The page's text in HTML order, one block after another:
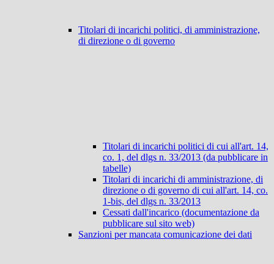
Titolari di incarichi politici, di amministrazione,
di direzione o di governo
Titolari di incarichi politici di cui all'art. 14,
co. 1, del dlgs n. 33/2013 (da pubblicare in
tabelle)
Titolari di incarichi di amministrazione, di
direzione o di governo di cui all'art. 14, co.
1-bis, del dlgs n. 33/2013
Cessati dall'incarico (documentazione da
pubblicare sul sito web)
Sanzioni per mancata comunicazione dei dati